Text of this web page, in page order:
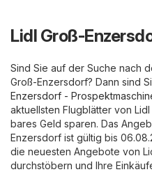
Lidl Groß-
Sind Sie auf der Suche nach
Groß-Enzersdorf? Dann sind
Enzersdorf -
aktuellsten Flugblätter von
bares Geld sparen. Das
Enzersdorf ist gültig bis
die neuesten Angebote von
durchstöbern und Ihre